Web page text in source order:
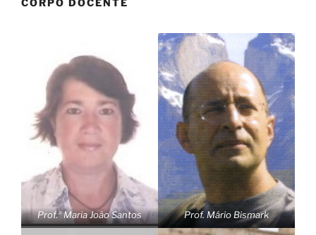
CORPO DOCENTE
Prof.ª Maria João Santos Prof. Mário Bismark